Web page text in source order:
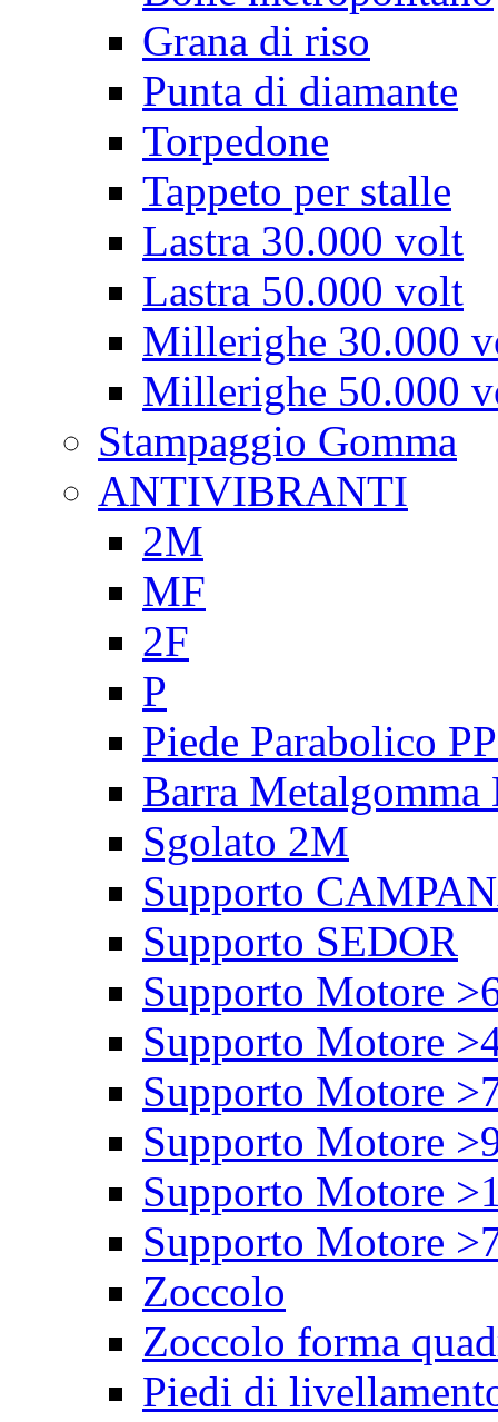
Grana di riso
Punta di diamante
Torpedone
Tappeto per stalle
Lastra 30.000 volt
Lastra 50.000 volt
Millerighe 30.000
Millerighe 50.000
Stampaggio Gomma
ANTIVIBRANTI
2M
MF
2F
P
Piede Parabolico
Barra Metalgomma
Sgolato 2M
Supporto
Supporto SEDOR
Supporto Motore
Supporto Motore
Supporto Motore
Supporto Motore
Supporto Motore
Supporto Motore
Zoccolo
Zoccolo forma
Piedi di